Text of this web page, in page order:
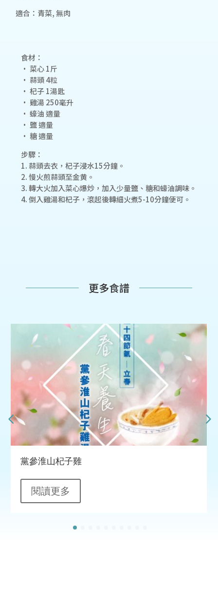
適合：青菜, 無肉
食材：
• 菜心 1斤
• 蒜頭 4粒
• 杞子 1湯匙
• 雞湯 250毫升
• 蠔油 適量
• 鹽 適量
• 糖 適量
步驟：
1. 蒜頭去衣，杞子浸水15分鐘。
2. 慢火煎蒜頭至金黄。
3. 轉大火加入菜心爆炒，加入少量鹽、糖和蠔油調味。
4. 倒入雞湯和杞子，滾起後轉細火煮5-10分鐘便可。
更多食譜
黨參淮山杞子雞
閱讀更多